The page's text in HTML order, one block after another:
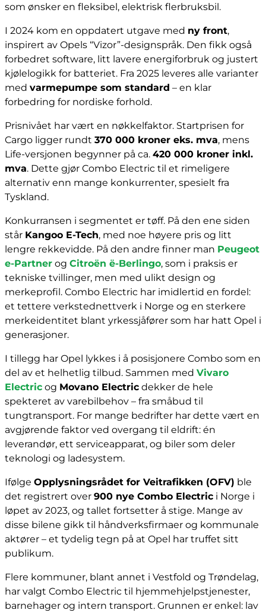
som ønsker en fleksibel, elektrisk flerbruksbil.
I 2024 kom en oppdatert utgave med ny front,
inspirert av Opels “Vizor”-designspråk. Den fikk også
forbedret software, litt lavere energiforbruk og justert
kjølelogikk for batteriet. Fra 2025 leveres alle varianter
med varmepumpe som standard – en klar
forbedring for nordiske forhold.
Prisnivået har vært en nøkkelfaktor. Startprisen for
Cargo ligger rundt 370 000 kroner eks. mva, mens
Life-versjonen begynner på ca. 420 000 kroner inkl.
mva. Dette gjør Combo Electric til et rimeligere
alternativ enn mange konkurrenter, spesielt fra
Tyskland.
Konkurransen i segmentet er tøff. På den ene siden
står Kangoo E-Tech, med noe høyere pris og litt
lengre rekkevidde. På den andre finner man Peugeot
e-Partner og Citroën ë-Berlingo, som i praksis er
tekniske tvillinger, men med ulikt design og
merkeprofil. Combo Electric har imidlertid en fordel:
et tettere verkstednettverk i Norge og en sterkere
merkeidentitet blant yrkessjåfører som har hatt Opel i
generasjoner.
I tillegg har Opel lykkes i å posisjonere Combo som en
del av et helhetlig tilbud. Sammen med Vivaro
Electric og Movano Electric dekker de hele
spekteret av varebilbehov – fra småbud til
tungtransport. For mange bedrifter har dette vært en
avgjørende faktor ved overgang til eldrift: én
leverandør, ett serviceapparat, og biler som deler
teknologi og ladesystem.
Ifølge Opplysningsrådet for Veitrafikken (OFV) ble
det registrert over 900 nye Combo Electric i Norge i
løpet av 2023, og tallet fortsetter å stige. Mange av
disse bilene gikk til håndverksfirmaer og kommunale
aktører – et tydelig tegn på at Opel har truffet sitt
publikum.
Flere kommuner, blant annet i Vestfold og Trøndelag,
har valgt Combo Electric til hjemmehjelpstjenester,
barnehager og intern transport. Grunnen er enkel: lav